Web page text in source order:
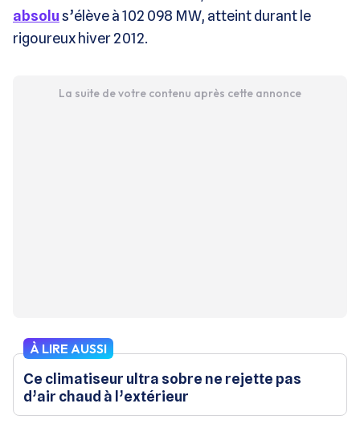
absolus’élève à 102 098 MW, atteint durant le
rigoureux hiver 2012.
La suite de votre contenu après cette annonce
À LIRE AUSSI
Ce climatiseur ultra sobre ne rejette pas
d’air chaud à l’extérieur